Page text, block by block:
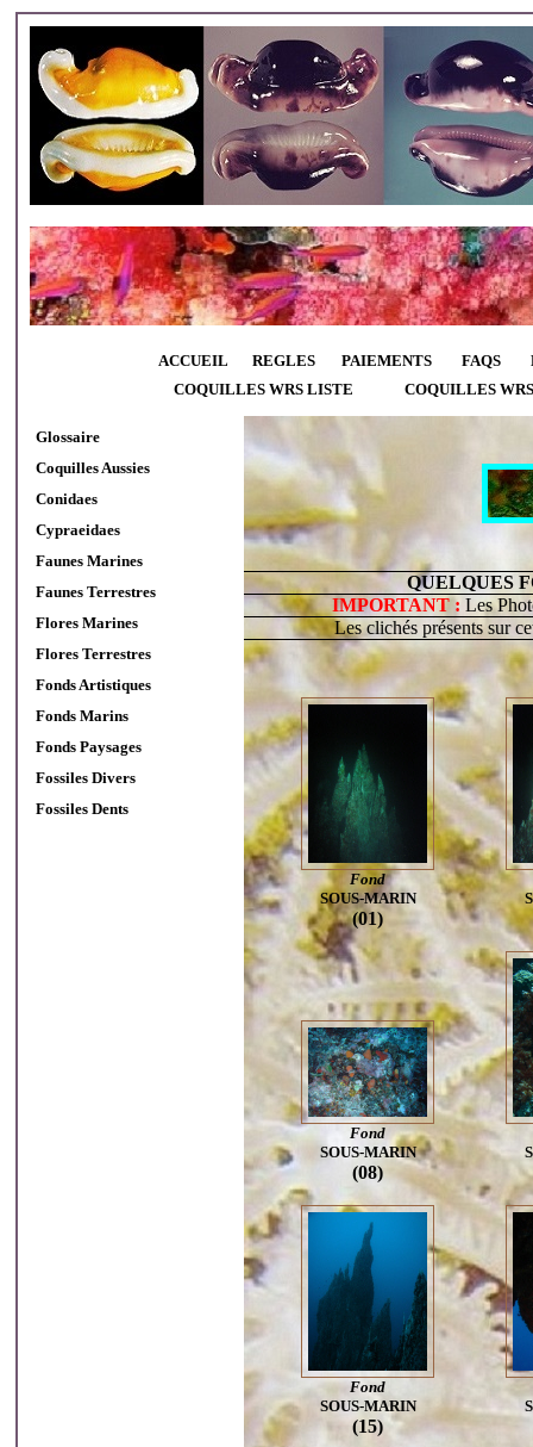
ACCUEIL REGLES PAIEMENTS FAQS
COQUILLES WRS LISTE
COQUILLES
Glossaire
Coquilles Aussies
Conidaes
Cypraeidaes
Faunes Marines
Faunes Terrestres
Flores Marines
Flores Terrestres
Fonds Artistiques
Fonds Marins
Fonds Paysages
Fossiles Divers
Fossiles Dents
QUELQUES
IMPORTANT : Les
Les clichés présents sur
Fond
SOUS-MARIN
(01)
Fond
SOUS-MARIN
(08)
Fond
SOUS-MARIN
(15)